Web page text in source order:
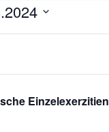
Einzelexerzitien